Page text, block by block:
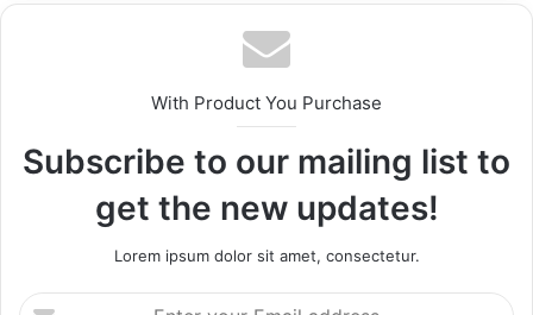
With Product You Purchase
Subscribe to our mailing list to
get the new updates!
Lorem ipsum dolor sit amet, consectetur.
Enter